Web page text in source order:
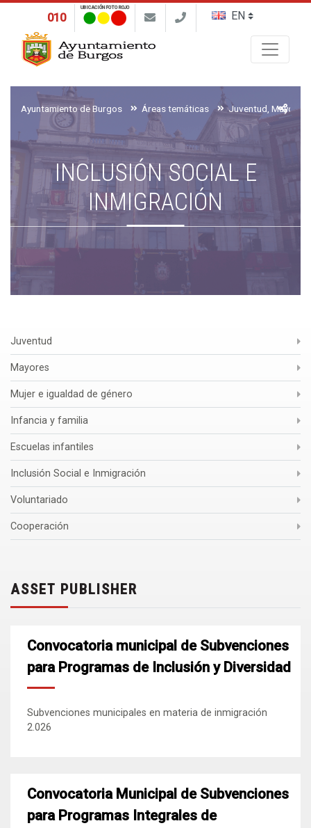
010
UBICACIÓN FOTO ROJO
Ayuntamiento de Burgos Áreas temáticas
INCLUSIÓN SOCIAL E
INMIGRACIÓN
Juventud
Mayores
Mujer e igualdad de género
Infancia y familia
Escuelas infantiles
Inclusión Social e Inmigración
Voluntariado
Cooperación
ASSET PUBLISHER
Convocatoria municipal de Subvenciones
para Programas de Inclusión y Diversidad
Subvenciones municipales en materia de inmigración
2.026
Convocatoria Municipal de Subvenciones
para Programas Integrales de